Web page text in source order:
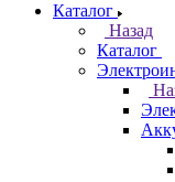
Каталог
Назад
Каталог